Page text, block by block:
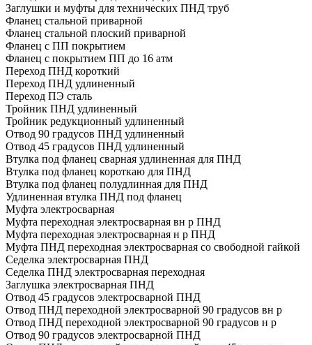
Заглушки и муфты для технических ПНД труб
Фланец стальной приварной
Фланец стальной плоский приварной
Фланец с ПП покрытием
Фланец с покрытием ПП до 16 атм
Переход ПНД короткий
Переход ПНД удлиненный
Переход ПЭ сталь
Тройник ПНД удлиненный
Тройник редукционный удлиненный
Отвод 90 градусов ПНД удлиненный
Отвод 45 градусов ПНД удлиненный
Втулка под фланец сварная удлиненная для ПНД
Втулка под фланец короткаю для ПНД
Втулка под фланец полудлинная для ПНД
Удлиненная втулка ПНД под фланец
Муфта электросварная
Муфта переходная электросварная вн р ПНД
Муфта переходная электросварная н р ПНД
Муфта ПНД переходная электросварная со свободной гайкой
Седелка электросварная ПНД
Седелка ПНД электросварная переходная
Заглушка электросварная ПНД
Отвод 45 градусов электросварной ПНД
Отвод ПНД переходной электросварной 90 градусов вн р
Отвод ПНД переходной электросварной 90 градусов н р
Отвод 90 градусов электросварной ПНД